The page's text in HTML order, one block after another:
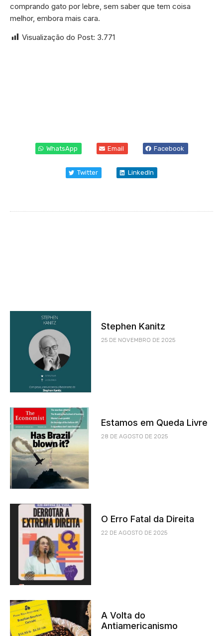
comprando gato por lebre, sem saber que tem coisa
melhor, embora mais cara.
Visualização do Post: 3.771
WhatsApp Email Facebook
Twitter LinkedIn
Stephen Kanitz
25 DE NOVEMBRO DE 2025
Estamos em Queda Livre
28 DE AGOSTO DE 2025
O Erro Fatal da Direita
22 DE AGOSTO DE 2025
A Volta do
Antiamericanismo